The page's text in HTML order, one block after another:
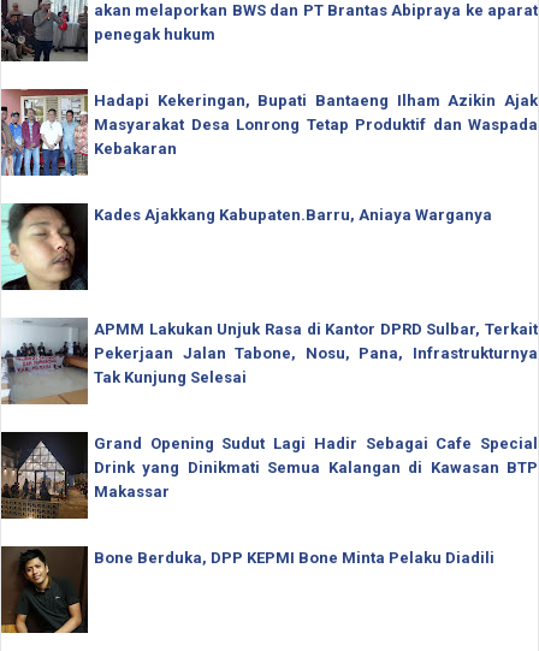
akan melaporkan BWS dan PT Brantas Abipraya ke aparat
penegak hukum
Hadapi Kekeringan, Bupati Bantaeng Ilham Azikin Ajak
Masyarakat Desa Lonrong Tetap Produktif dan Waspada
Kebakaran
Kades Ajakkang Kabupaten.Barru, Aniaya Warganya
APMM Lakukan Unjuk Rasa di Kantor DPRD Sulbar, Terkait
Pekerjaan Jalan Tabone, Nosu, Pana, Infrastrukturnya
Tak Kunjung Selesai
Grand Opening Sudut Lagi Hadir Sebagai Cafe Special
Drink yang Dinikmati Semua Kalangan di Kawasan BTP
Makassar
Bone Berduka, DPP KEPMI Bone Minta Pelaku Diadili